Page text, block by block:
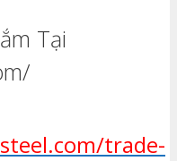
Tại
trade-